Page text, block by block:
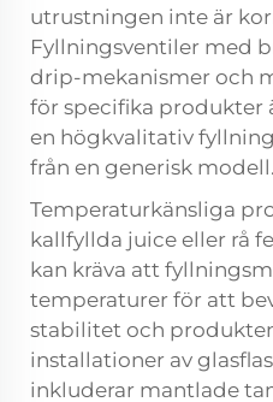
utrustningen inte är
Fyllningsventiler med
drip-mekanismer och
för specifika produkter
en högkvalitativ
från en generisk modell.
Temperaturkänsliga
kallfyllda juice eller rå
kan kräva att
temperaturer för att
stabilitet och
installationer av
inkluderar mantlade